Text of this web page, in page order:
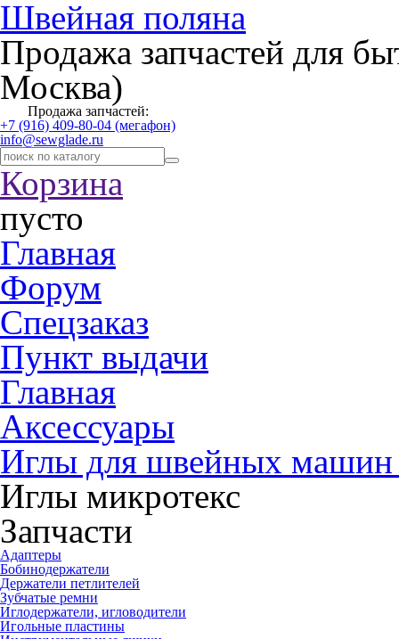
Швейная поляна
Продажа запчастей для
Москва)
Продажа запчастей:
+7 (916) 409-80-04 (мегафон)
info@sewglade.ru
Корзина
пусто
Главная
Форум
Спецзаказ
Пункт выдачи
Главная
Аксессуары
Иглы для швейных машин
Иглы микротекс
Запчасти
Адаптеры
Бобинодержатели
Держатели петлителей
Зубчатые ремни
Иглодержатели, игловодители
Игольные пластины